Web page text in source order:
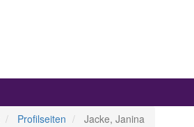
Profilseiten Jacke, Janina